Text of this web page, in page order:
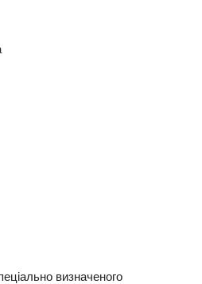
визначеного